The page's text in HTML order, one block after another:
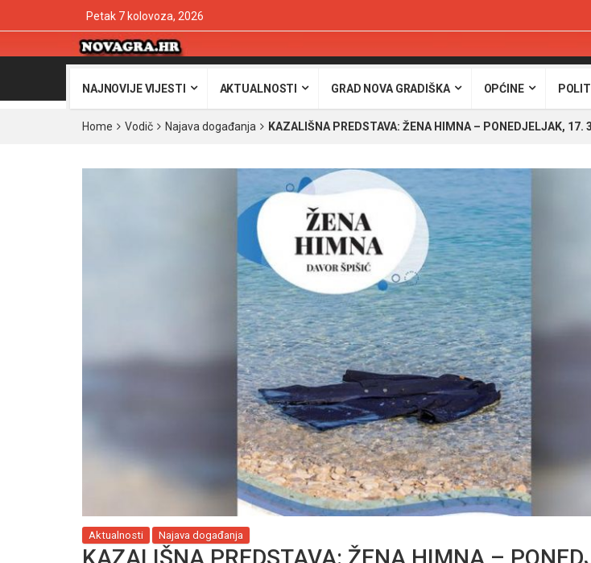
Petak 7 kolovoza, 2026
NAJNOVIJE VIJESTI AKTUALNOSTI GRAD NOVA GRADIŠKA OPĆINE
Home Vodič Najava događanja KAZALIŠNA PREDSTAVA: ŽENA HIMNA – PONEDJELJAK,
Aktualnosti Najava događanja
KAZALIŠNA PREDSTAVA: ŽENA HIMNA –